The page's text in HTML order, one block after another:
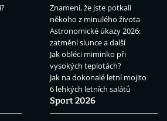
Znamení, že jste potkali
někoho z minulého života
Astronomické úkazy 2026:
zatmění slunce a další
Jak obléci miminko při
vysokých teplotách?
Jak na dokonalé letní mojito
6 lehkých letních salátů
Sport 2026